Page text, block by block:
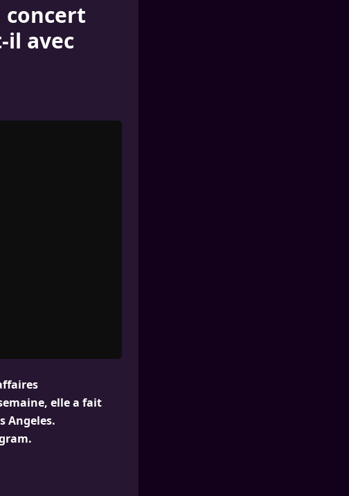
concert
il avec
elle a fait
Angeles.